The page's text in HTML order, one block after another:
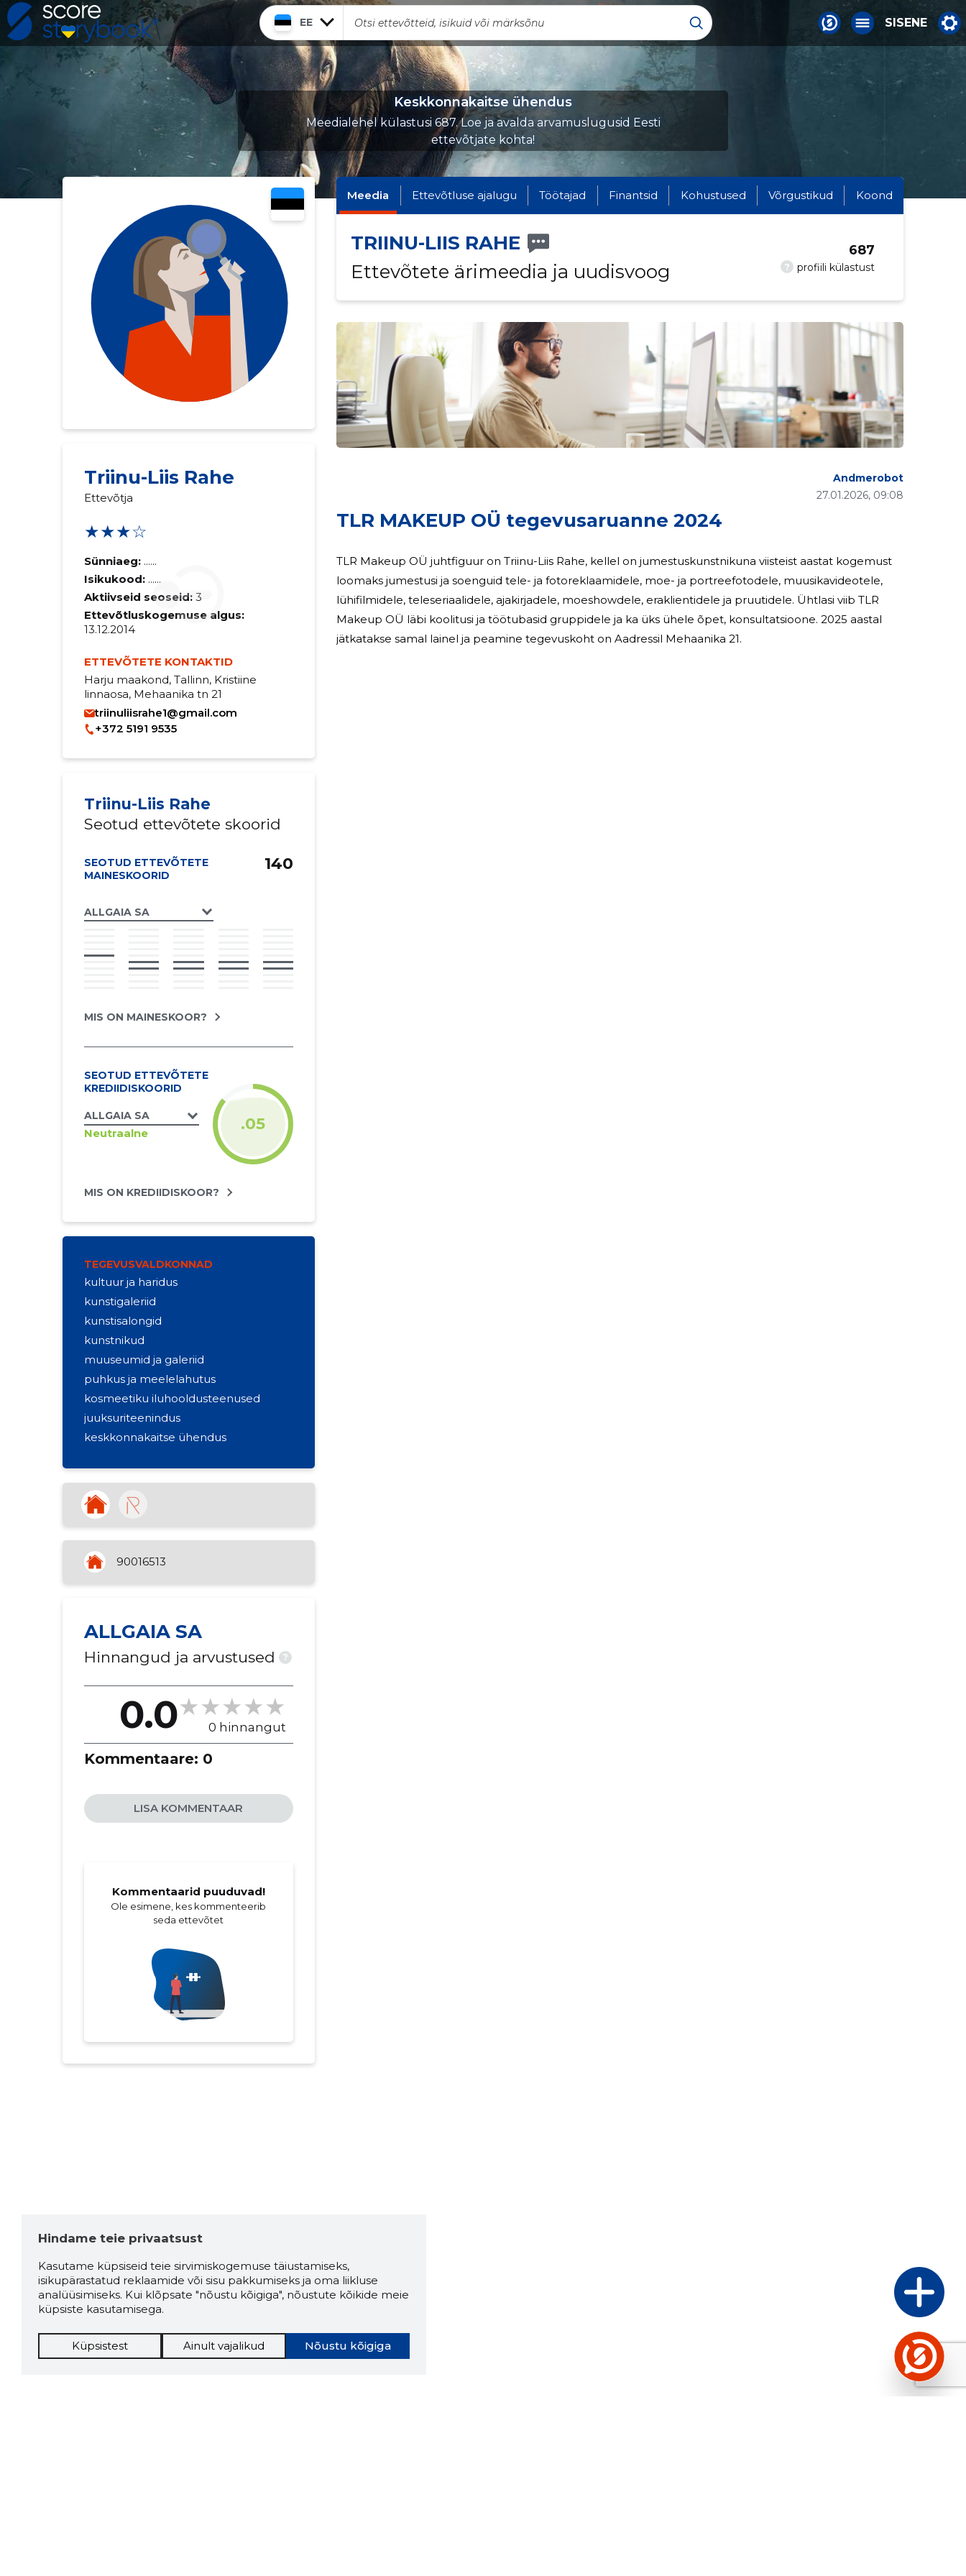
EE SISENE
Keskkonnakaitse ühendus
Meedialehel külastusi 687. Loe ja avalda arvamuslugusid Eesti
ettevõtjate kohta!
Triinu-Liis Rahe
Ettevõtja
★★★☆
Sünniaeg: ......
Isikukood: ......
Aktiivseid seoseid: 3
Ettevõtluskogemuse algus:
13.12.2014
ETTEVÕTETE KONTAKTID
Harju maakond, Tallinn, Kristiine
linnaosa, Mehaanika tn 21
triinuliisrahe1@gmail.com
+372 5191 9535
Triinu-Liis Rahe
Seotud ettevõtete skoorid
SEOTUD ETTEVÕTETE
MAINESKOORID
ALLGAIA SA
140
MIS ON MAINESKOOR?
SEOTUD ETTEVÕTETE
KREDIIDISKOORID
ALLGAIA SA
Neutraalne .05
MIS ON KREDIIDISKOOR?
TEGEVUSVALDKONNAD
kultuur ja haridus
kunstigaleriid
kunstisalongid
kunstnikud
muuseumid ja galeriid
puhkus ja meelelahutus
kosmeetiku iluhooldusteenused
juuksuriteenindus
keskkonnakaitse ühendus
90016513
ALLGAIA SA
Hinnangud ja arvustused ?
0.0 0 hinnangut
Kommentaare: 0
LISA KOMMENTAAR
Kommentaarid puuduvad!
Ole esimene, kes kommenteerib
seda ettevõtet
Meedia Ettevõtluse ajalugu Töötajad Finantsid Kohustused Võrgustikud Koond
TRIINU-LIIS RAHE
Ettevõtete ärimeedia ja uudisvoog
? profiili külastust
687
TLR MAKEUP OÜ tegevusaruanne 2024
27.01.2026, 09:08
Andmerobot
TLR Makeup OÜ juhtfiguur on Triinu-Liis Rahe, kellel on jumestuskunstnikuna viisteist aastat kogemust
loomaks jumestusi ja soenguid tele- ja fotoreklaamidele, moe- ja portreefotodele, muusikavideotele,
lühifilmidele, teleseriaalidele, ajakirjadele, moeshowdele, eraklientidele ja pruutidele. Ühtlasi viib TLR
Makeup OÜ läbi koolitusi ja töötubasid gruppidele ja ka üks ühele õpet, konsultatsioone. 2025 aastal
jätkatakse samal lainel ja peamine tegevuskoht on Aadressil Mehaanika 21.
Hindame teie privaatsust
Kasutame küpsiseid teie sirvimiskogemuse täiustamiseks,
isikupärastatud reklaamide või sisu pakkumiseks ja oma liikluse
analüüsimiseks. Kui klõpsate "nõustu kõigiga", nõustute kõikide meie
küpsiste kasutamisega.
Nõustu kõigiga
Küpsistest Ainult vajalikud